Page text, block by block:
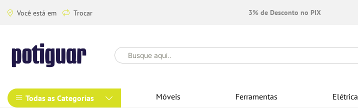
Você está em Trocar 3% de Desconto no PIX
Todas as Categorias Móveis Ferramentas Elétrica